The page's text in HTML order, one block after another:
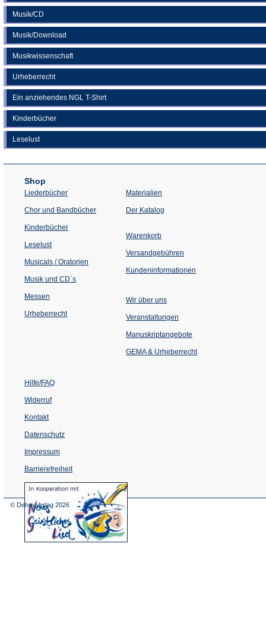
Musik/CD
Musik/Download
Musikwissenschaft
Urheberrecht
Ein anziehendes NGL T-Shirt
Kinderbücher
Leselust
Shop
Liederbücher
Chor und Bandbücher
Kinderbücher
Leselust
Musicals / Oratorien
Musik und CD´s
Messen
Urheberrecht
Materialien
Der Katalog
Warenkorb
Versandgebühren
Kundeninformationen
Wir über uns
Veranstaltungen
einem
Tab)
Manuskriptangebote
GEMA & Urheberrecht
Hilfe/FAQ
Widerruf
Kontakt
Datenschutz
Impressum
Barrierefreiheit
(Öffnet
in
© Dehm Verlag 2026